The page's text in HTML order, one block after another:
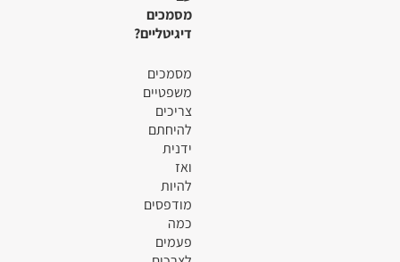
מסמכים
דיגיטליים?
מסמכים
משפטיים
צריכים
להיחתם
ידנית
ואז
להיות
מודפסים
כמה
פעמים